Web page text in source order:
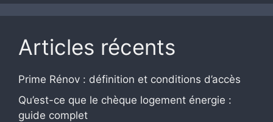
Articles récents
Prime Rénov : définition et conditions d’accès
Qu’est-ce que le chèque logement énergie :
guide complet